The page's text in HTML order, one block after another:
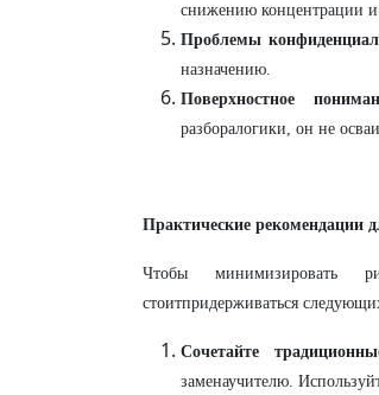
снижению концентрации
Проблемы
назначению.
Поверхностное
разборалогики, он не
Практические рекомендации
Чтобы минимизировать
стоитпридерживаться
Сочетайте
заменаучителю.